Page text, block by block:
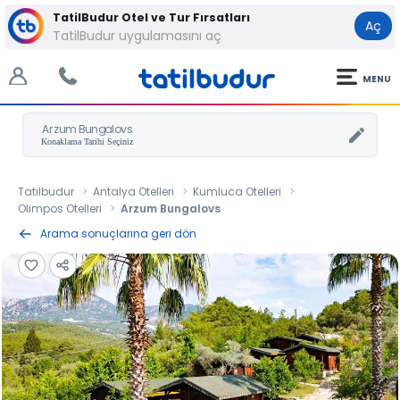
TatilBudur Otel ve Tur Fırsatları
TatilBudur uygulamasını aç
Aç
MENU
Arzum Bungalovs
Tatilbudur Antalya Otelleri
Kumluca Otelleri
Olimpos Otelleri
Arzum Bungalovs
Arama sonuçlarına geri dön